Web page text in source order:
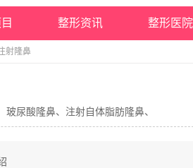
整形资讯 整形医院
射隆鼻
玻尿酸隆鼻、注射自体脂肪隆鼻、